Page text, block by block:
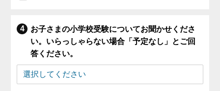
お子さまの小学校受験についてお聞かせくださ
い。いらっしゃらない場合「予定なし」とご回
答ください。